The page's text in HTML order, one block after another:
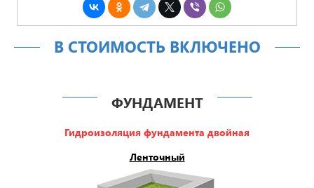
В СТОИМОСТЬ ВКЛЮЧЕНО
ФУНДАМЕНТ
Гидроизоляция фундамента двойная
Ленточный